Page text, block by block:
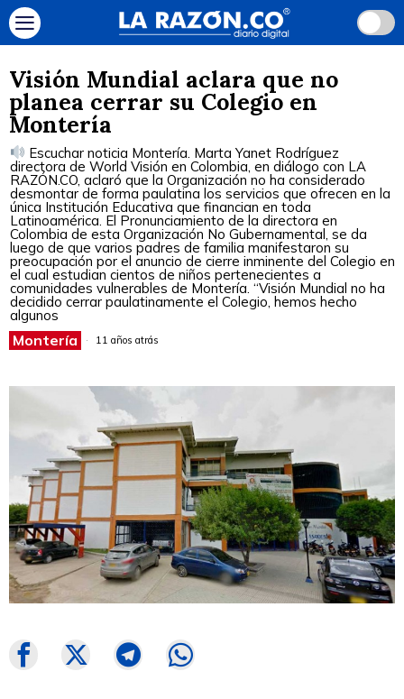
Visión Mundial aclara que no
planea cerrar su Colegio en
Montería
Escuchar noticia Montería. Marta Yanet Rodríguez
directora de World Visión en Colombia, en diálogo con LA
RAZÓN.CO, aclaró que la Organización no ha considerado
desmontar de forma paulatina los servicios que ofrecen en la
única Institución Educativa que financian en toda
Latinoamérica. El Pronunciamiento de la directora en
Colombia de esta Organización No Gubernamental, se da
luego de que varios padres de familia manifestaron su
preocupación por el anuncio de cierre inminente del Colegio en
el cual estudian cientos de niños pertenecientes a
comunidades vulnerables de Montería. “Visión Mundial no ha
decidido cerrar paulatinamente el Colegio, hemos hecho
algunos
Montería 11 años atrás